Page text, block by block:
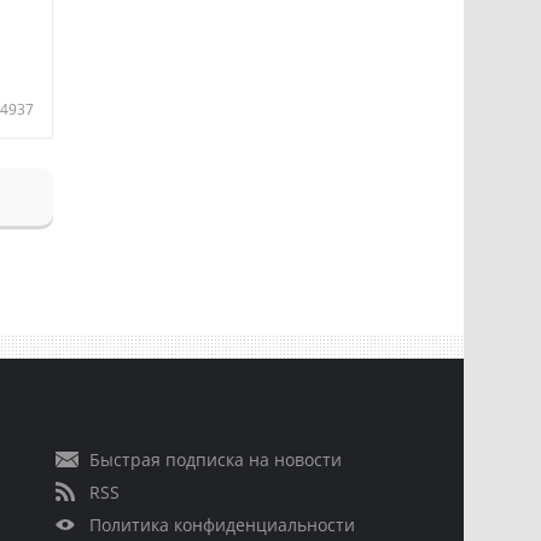
4937
Быстрая подписка на новости
RSS
Политика конфиденциальности